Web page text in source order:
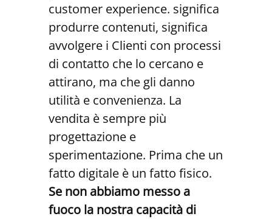
customer experience. significa
produrre contenuti, significa
avvolgere i Clienti con processi
di contatto che lo cercano e
attirano, ma che gli danno
utilità e convenienza. La
vendita è sempre più
progettazione e
sperimentazione. Prima che un
fatto digitale è un fatto fisico.
Se non abbiamo messo a
fuoco la nostra capacità di